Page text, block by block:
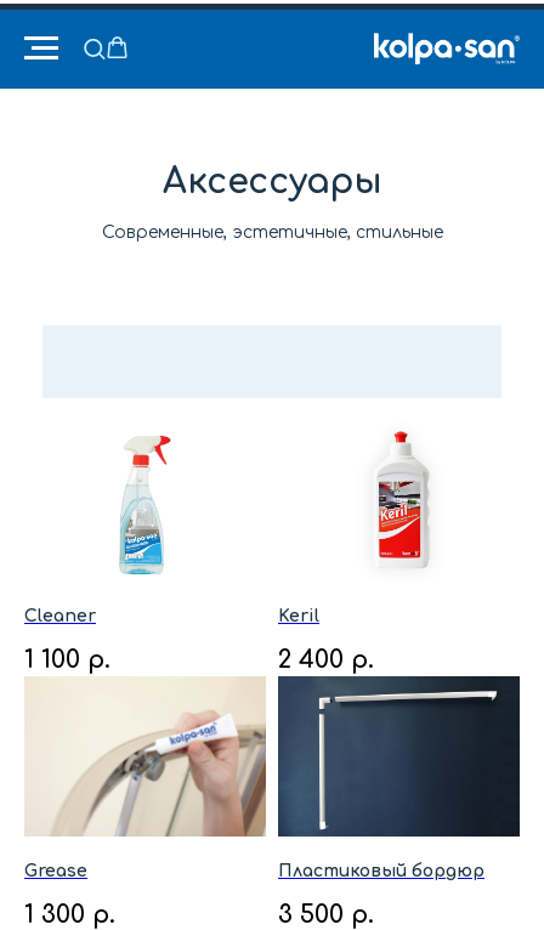
Аксессуары
Современные, эстетичные, стильные
Cleaner
1 100 р.
Keril
2 400 р.
Grease
1 300 р.
Пластиковый бордюр
3 500 р.